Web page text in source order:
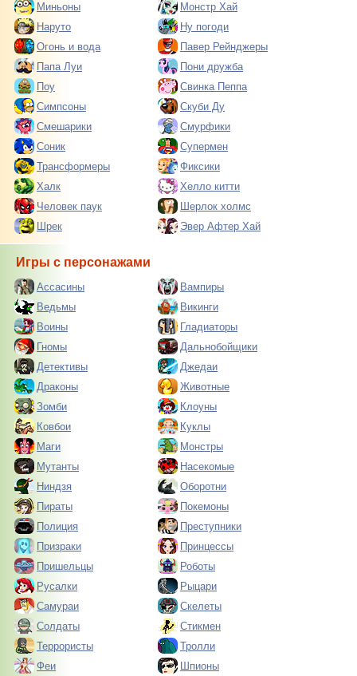
Миньоны
Монстр Хай
Наруто
Ну погоди
Огонь и вода
Павер Рейнджеры
Папа Луи
Пони дружба
Поу
Свинка Пеппа
Симпсоны
Скуби Ду
Смешарики
Смурфики
Соник
Супермен
Трансформеры
Фиксики
Халк
Хелло китти
Человек паук
Шерлок холмс
Шрек
Эвер Афтер Хай
Игры с персонажами
Ассасины
Вампиры
Ведьмы
Викинги
Воины
Гладиаторы
Гномы
Дальнобойщики
Детективы
Джедаи
Драконы
Животные
Зомби
Клоуны
Ковбои
Куклы
Маги
Монстры
Мутанты
Насекомые
Ниндзя
Оборотни
Пираты
Покемоны
Полиция
Преступники
Призраки
Принцессы
Пришельцы
Роботы
Русалки
Рыцари
Самураи
Скелеты
Солдаты
Стикмен
Террористы
Тролли
Феи
Шпионы